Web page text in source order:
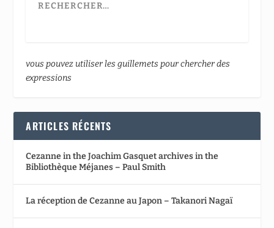
vous pouvez utiliser les guillemets pour chercher des
expressions
ARTICLES RÉCENTS
Cezanne in the Joachim Gasquet archives in the
Bibliothèque Méjanes – Paul Smith
La réception de Cezanne au Japon – Takanori Nagaï